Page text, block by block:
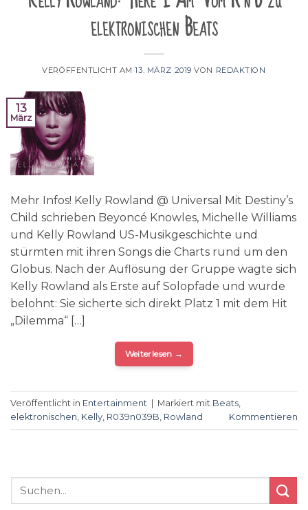
elektronischen Beats
VERÖFFENTLICHT AM13. MÄRZ 2019 VON REDAKTION
13
März
Mehr Infos! Kelly Rowland @ Universal Mit Destiny’s
Child schrieben Beyoncé Knowles, Michelle Williams
und Kelly Rowland US-Musikgeschichte und
stürmten mit ihren Songs die Charts rund um den
Globus. Nach der Auflösung der Gruppe wagte sich
Kelly Rowland als Erste auf Solopfade und wurde
belohnt: Sie sicherte sich direkt Platz 1 mit dem Hit
„Dilemma“ […]
Weiterlesen →
Veröffentlicht in Entertainment | Markiert mit Beats
elektronischen Kelly R039n039B Rowland Kommentieren